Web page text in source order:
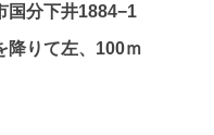
国分下井1884−1
降りて左、100ｍ